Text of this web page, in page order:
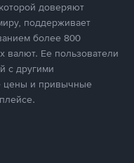
доверяют
поддерживает
более 800
валют. Ее пользователи
с другими
цены и привычные